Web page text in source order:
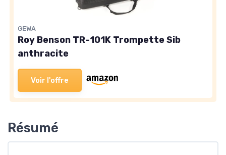
GEWA
Roy Benson TR-101K Trompette Sib
anthracite
Voir l'offre
Résumé